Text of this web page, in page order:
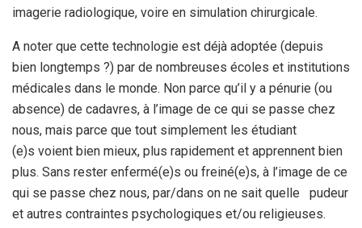
imagerie radiologique, voire en simulation chirurgicale.
A noter que cette technologie est déjà adoptée (depuis
bien longtemps ?) par de nombreuses écoles et institutions
médicales dans le monde. Non parce qu’il y a pénurie (ou
absence) de cadavres, à l’image de ce qui se passe chez
nous, mais parce que tout simplement les étudiant
(e)s voient bien mieux, plus rapidement et apprennent bien
plus. Sans rester enfermé(e)s ou freiné(e)s, à l’image de ce
qui se passe chez nous, par/dans on ne sait quelle pudeur
et autres contraintes psychologiques et/ou religieuses.